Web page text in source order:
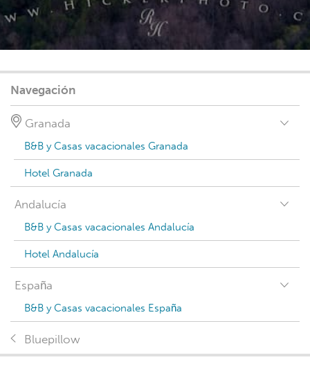
Navegación
Granada
B&B y Casas vacacionales Granada
Hotel Granada
Andalucía
B&B y Casas vacacionales Andalucía
Hotel Andalucía
España
B&B y Casas vacacionales España
Bluepillow